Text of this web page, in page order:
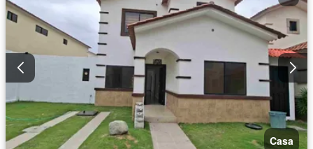
Casa